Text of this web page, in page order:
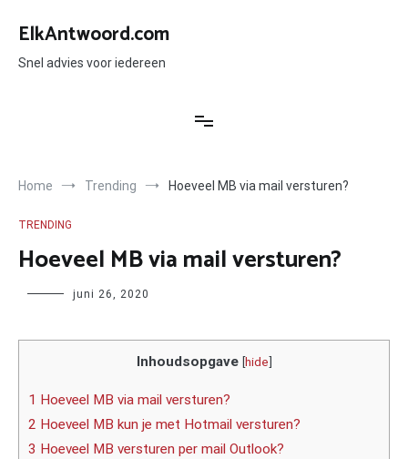
naar
inhoud
ElkAntwoord.com
Snel advies voor iedereen
Home Trending Hoeveel MB via mail versturen?
TRENDING
Hoeveel MB via mail versturen?
Author juni 26, 2020
Inhoudsopgave [hide]
1 Hoeveel MB via mail versturen?
2 Hoeveel MB kun je met Hotmail versturen?
3 Hoeveel MB versturen per mail Outlook?